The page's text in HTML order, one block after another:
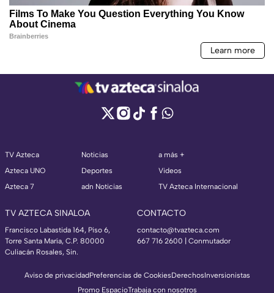
TV Azteca
Azteca UNO
Azteca 7
Noticias
Deportes
adn Noticias
a más +
Videos
TV Azteca Internacional
TV AZTECA SINALOA
Francisco Labastida 164, Piso 6,
Torre Santa María, C.P. 80000
Culiacán Rosales, Sin.
CONTACTO
contacto@tvazteca.com
667 716 2600 | Conmutador
Aviso de privacidadPreferencias de CookiesDerechosInversionistas
Promo EspacioTrabaja con nosotros